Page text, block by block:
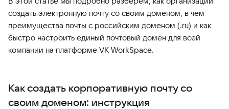
создать электронную почту со своим доменом, в чем
преимущества почты с российским доменом (.ru) и как
быстро настроить единый почтовый домен для всей
компании на платформе VK WorkSpace.
Как создать корпоративную почту со
своим доменом: инструкция